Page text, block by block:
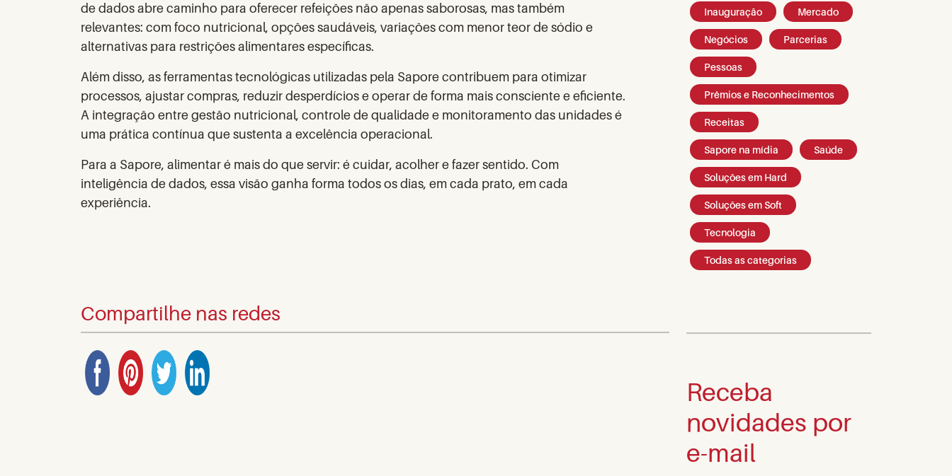
de dados abre caminho para oferecer refeições não apenas saborosas, mas também
relevantes: com foco nutricional, opções saudáveis, variações com menor teor de sódio e
alternativas para restrições alimentares específicas.
Além disso, as ferramentas tecnológicas utilizadas pela Sapore contribuem para otimizar
processos, ajustar compras, reduzir desperdícios e operar de forma mais consciente e eficiente.
A integração entre gestão nutricional, controle de qualidade e monitoramento das unidades é
uma prática contínua que sustenta a excelência operacional.
Para a Sapore, alimentar é mais do que servir: é cuidar, acolher e fazer sentido. Com
inteligência de dados, essa visão ganha forma todos os dias, em cada prato, em cada
experiência.
Compartilhe nas redes
Inauguração Mercado
Negócios Parcerias
Pessoas
Prêmios e Reconhecimentos
Receitas
Sapore na mídia Saúde
Soluções em Hard
Soluções em Soft
Tecnologia
Todas as categorias
Receba
novidades por
e-mail